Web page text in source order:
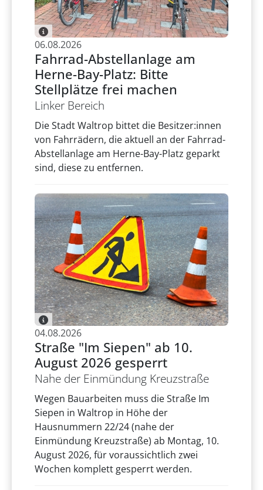
06.08.2026
Fahrrad-Abstellanlage am
Herne-Bay-Platz: Bitte
Stellplätze frei machen
Linker Bereich
Die Stadt Waltrop bittet die Besitzer:innen
von Fahrrädern, die aktuell an der Fahrrad-
Abstellanlage am Herne-Bay-Platz geparkt
sind, diese zu entfernen.
04.08.2026
Straße "Im Siepen" ab 10.
August 2026 gesperrt
Nahe der Einmündung Kreuzstraße
Wegen Bauarbeiten muss die Straße Im
Siepen in Waltrop in Höhe der
Hausnummern 22/24 (nahe der
Einmündung Kreuzstraße) ab Montag, 10.
August 2026, für voraussichtlich zwei
Wochen komplett gesperrt werden.